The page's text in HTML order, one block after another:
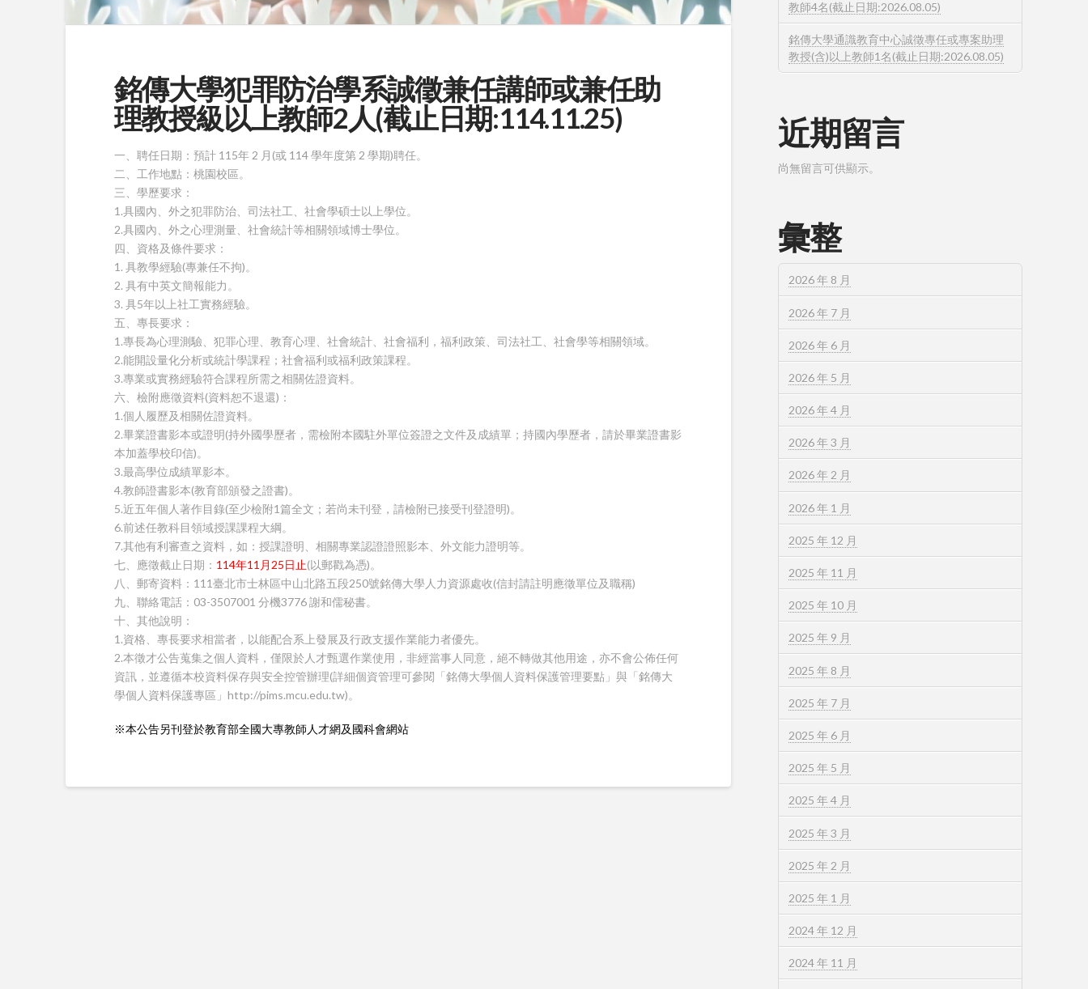
銘傳大學犯罪防治學系誠徵兼任講師或兼任助
理教授級以上教師2人(截止日期:114.11.25)
一、聘任日期：預計 115年 2 月(或 114 學年度第 2 學期)聘任。
二、工作地點：桃園校區。
三、學歷要求：
1.具國內、外之犯罪防治、司法社工、社會學碩士以上學位。
2.具國內、外之心理測量、社會統計等相關領域博士學位。
四、資格及條件要求：
1. 具教學經驗(專兼任不拘)。
2. 具有中英文簡報能力。
3. 具5年以上社工實務經驗。
五、專長要求：
1.專長為心理測驗、犯罪心理、教育心理、社會統計、社會福利，福利政策、司法社工、社會學等相關領域。
2.能開設量化分析或統計學課程；社會福利或福利政策課程。
3.專業或實務經驗符合課程所需之相關佐證資料。
六、檢附應徵資料(資料恕不退還)：
1.個人履歷及相關佐證資料。
2.畢業證書影本或證明(持外國學歷者，需檢附本國駐外單位簽證之文件及成績單；持國內學歷者，請於畢業證書影
本加蓋學校印信)。
3.最高學位成績單影本。
4.教師證書影本(教育部頒發之證書)。
5.近五年個人著作目錄(至少檢附1篇全文；若尚未刊登，請檢附已接受刊登證明)。
6.前述任教科目領域授課課程大綱。
7.其他有利審查之資料，如：授課證明、相關專業認證證照影本、外文能力證明等。
七、應徵截止日期： 114年11月25日止(以郵戳為憑)。
八、郵寄資料：111臺北市士林區中山北路五段250號銘傳大學人力資源處收(信封請註明應徵單位及職稱)
九、聯絡電話：03-3507001 分機3776 謝和儒秘書。
十、其他說明：
1.資格、專長要求相當者，以能配合系上發展及行政支援作業能力者優先。
2.本徵才公告蒐集之個人資料，僅限於人才甄選作業使用，非經當事人同意，絕不轉做其他用途，亦不會公佈任何
資訊，並遵循本校資料保存與安全控管辦理(詳細個資管理可參閱「銘傳大學個人資料保護管理要點」與「銘傳大
學個人資料保護專區」http://pims.mcu.edu.tw)。
※本公告另刊登於教育部全國大專教師人才網及國科會網站
教師4名(截止日期:2026.08.05)
銘傳大學通識教育中心誠徵專任或專案助理
教授(含)以上教師1名(截止日期:2026.08.05)
近期留言
尚無留言可供顯示。
彙整
2026 年 8 月
2026 年 7 月
2026 年 6 月
2026 年 5 月
2026 年 4 月
2026 年 3 月
2026 年 2 月
2026 年 1 月
2025 年 12 月
2025 年 11 月
2025 年 10 月
2025 年 9 月
2025 年 8 月
2025 年 7 月
2025 年 6 月
2025 年 5 月
2025 年 4 月
2025 年 3 月
2025 年 2 月
2025 年 1 月
2024 年 12 月
2024 年 11 月